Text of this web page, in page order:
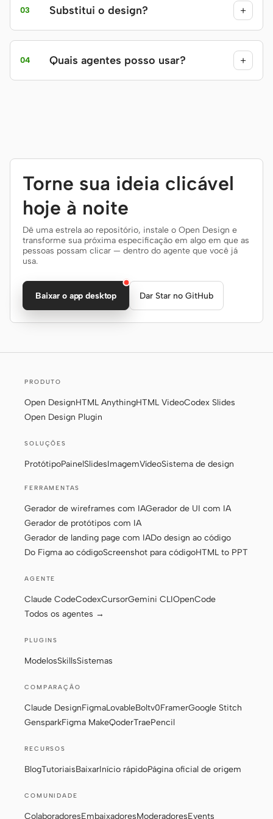
03 Substitui o design? +
04 Quais agentes posso usar? +
Torne sua ideia clicável
hoje à noite
Dê uma estrela ao repositório, instale o Open Design e
transforme sua próxima especificação em algo em que as
pessoas possam clicar — dentro do agente que você já
usa.
Baixar o app desktop Dar Star no GitHub
PRODUTO
Open DesignHTML AnythingHTML VideoCodex Slides
Open Design Plugin
SOLUÇÕES
ProtótipoPainelSlidesImagemVídeoSistema de design
FERRAMENTAS
Gerador de wireframes com IAGerador de UI com IA
Gerador de protótipos com IA
Gerador de landing page com IADo design ao código
Do Figma ao códigoScreenshot para códigoHTML to PPT
AGENTE
Claude CodeCodexCursorGemini CLIOpenCode
Todos os agentes →
PLUGINS
ModelosSkillsSistemas
COMPARAÇÃO
Claude DesignFigmaLovableBoltv0FramerGoogle Stitch
GensparkFigma MakeQoderTraePencil
RECURSOS
BlogTutoriaisBaixarInício rápidoPágina oficial de origem
COMUNIDADE
ColaboradoresEmbaixadoresModeradoresEvents